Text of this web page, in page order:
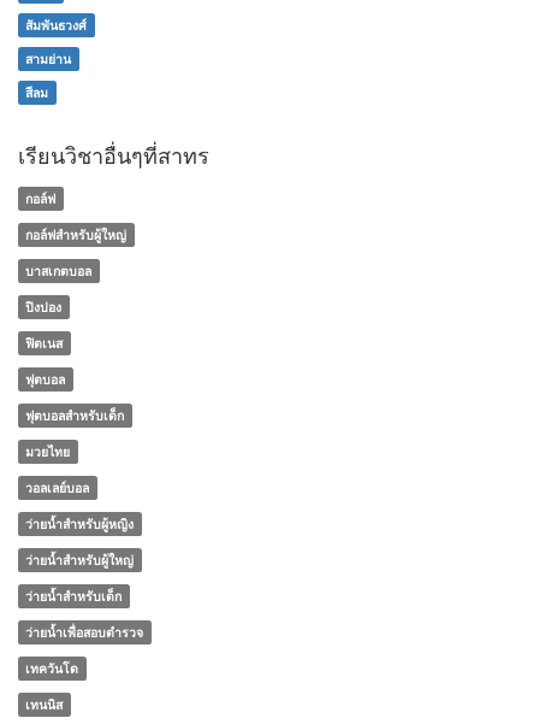
สัมพันธวงศ์
สามย่าน
สีลม
เรียนวิชาอื่นๆที่สาทร
กอล์ฟ
กอล์ฟสำหรับผู้ใหญ่
บาสเกตบอล
ปิงปอง
ฟิตเนส
ฟุตบอล
ฟุตบอลสำหรับเด็ก
มวยไทย
วอลเลย์บอล
ว่ายน้ำสำหรับผู้หญิง
ว่ายน้ำสำหรับผู้ใหญ่
ว่ายน้ำสำหรับเด็ก
ว่ายน้ำเพื่อสอบตำรวจ
เทควันโด
เทนนิส